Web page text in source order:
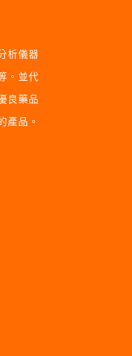
析儀器
。並代
良藥品
產品。